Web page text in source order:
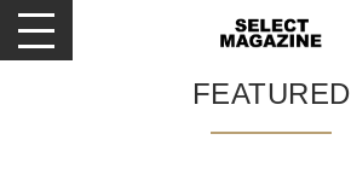
メニューを開閉する
FEATURED